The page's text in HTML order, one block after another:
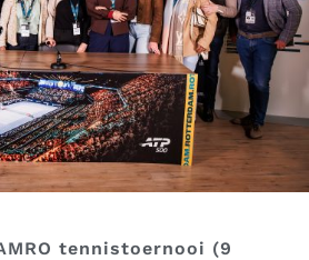
tennistoernooi (9